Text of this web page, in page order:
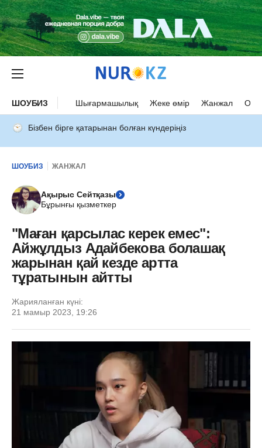
ШОУБИЗ Шығармашылық Жеке өмір Жанжал
Бізбен бірге қатарынан болған күндеріңіз
ШОУБИЗ ЖАНЖАЛ
Ақырыс Сейтқазы
Бұрынғы қызметкер
"Маған қарсылас керек емес":
Айжұлдыз Адайбекова болашақ
жарынан қай кезде артта
тұратынын айтты
Жарияланған күні:
21 мамыр 2023, 19:26